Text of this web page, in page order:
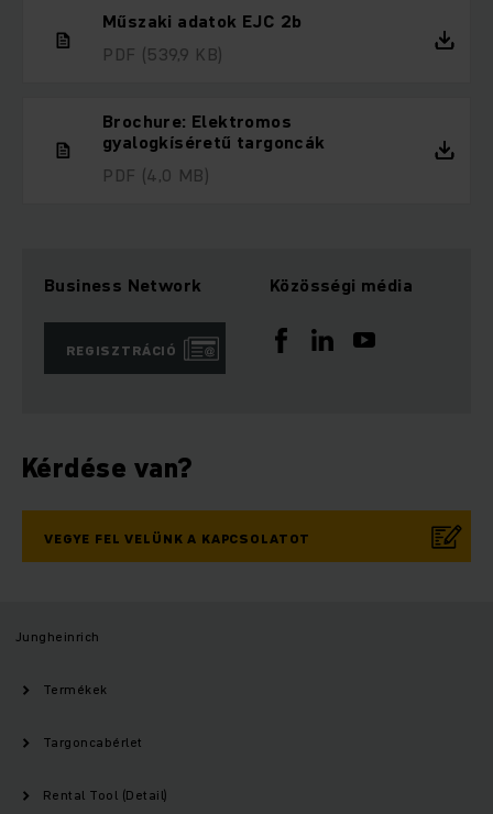
Műszaki adatok EJC 2b
PDF (539,9 KB)
Brochure: Elektromos
gyalogkíséretű targoncák
PDF (4,0 MB)
Business Network
REGISZTRÁCIÓ
Közösségi média
Kérdése van?
VEGYE FEL VELÜNK A KAPCSOLATOT
Jungheinrich
Termékek
Targoncabérlet
Rental Tool (Detail)